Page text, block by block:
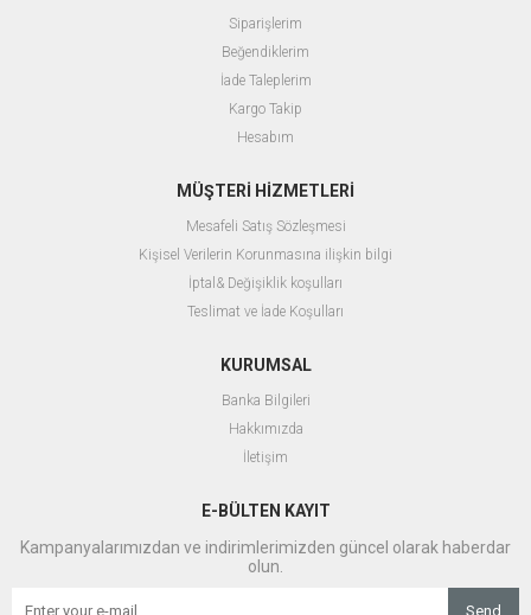
Siparişlerim
Beğendiklerim
İade Taleplerim
Kargo Takip
Hesabım
MÜŞTERİ HİZMETLERİ
Mesafeli Satış Sözleşmesi
Kişisel Verilerin Korunmasına ilişkin bilgi
İptal& Değişiklik koşulları
Teslimat ve İade Koşulları
KURUMSAL
Banka Bilgileri
Hakkımızda
İletişim
E-BÜLTEN KAYIT
Kampanyalarımızdan ve indirimlerimizden güncel olarak haberdar
olun.
Send